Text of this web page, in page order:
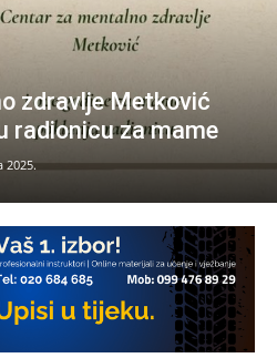
zdravlje Metković
radionicu za mame
2025.